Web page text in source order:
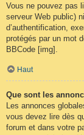
Vous ne pouvez pas
serveur Web public)
d’authentification,
protégés par un mot
BBCode [img].
Haut
Que sont les
Les annonces
vous devez lire dès
forum et dans votre